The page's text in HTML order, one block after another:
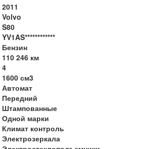
2011
Volvo
S80
YV1AS************
Бензин
110 246 км
4
1600 см3
Автомат
Передний
Штампованные
Одной марки
Климат контроль
Электрозеркала